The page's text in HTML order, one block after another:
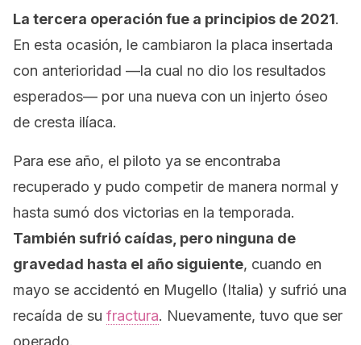
La tercera operación fue a principios de 2021.
En esta ocasión, le cambiaron la placa insertada
con anterioridad —la cual no dio los resultados
esperados— por una nueva con un injerto óseo
de cresta ilíaca.
Para ese año, el piloto ya se encontraba
recuperado y pudo competir de manera normal y
hasta sumó dos victorias en la temporada.
También sufrió caídas, pero ninguna de
gravedad hasta el año siguiente, cuando en
mayo se accidentó en Mugello (Italia) y sufrió una
recaída de su fractura. Nuevamente, tuvo que ser
operado.